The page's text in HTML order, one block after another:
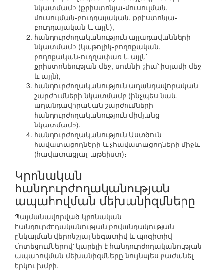
նկատմամբ (քրիստոնյա-մուսուլման,
մուսուլման-բուդդայական, քրիստոնյա-
բուդդայական և այլն),
հանդուրժողականություն այլադավանների
նկատմամբ (կաթոլիկ-բողոքական,
բողոքական-ուղղափառ և այլն՝
քրիստոնեության մեջ, սուննի-շիա՝ իսլամի մեջ
և այլն),
հանդուրժողականություն աղանդավորական
շարժումների նկատմամբ (ինչպես նաև
աղանդավորական շարժումների
հանդուրժողականություն միմյանց
նկատմամբ),
հանդուրժողականություն Աստծուն
հավատացողների և չհավատացողների միջև
(հավատացյալ-աթեիստ)։
Կրոնական
հանդուրժողականության
ապահովման մեխանիզմները
Պայմանավորված կրոնական
հանդուրժողականության բովանդակության
ընկալման վերոնշյալ նեգատիվ և պոզիտիվ
մոտեցումներով՝ կարելի է հանդուրժողականության
ապահովման մեխանիզմները նույնպես բաժանել
երկու խմբի.